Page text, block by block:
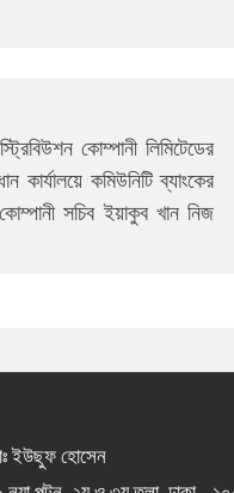
কোম্পানী লিমিটেডের
কমিউনিটি ব্যাংকের
সচিব ইয়াকুব খান নিজ
ইউছুফ হোসেন